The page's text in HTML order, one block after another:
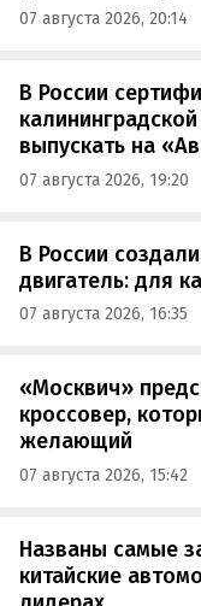
07 августа 2026, 20:14
В России
выпускать на
07 августа 2026, 19:20
В России
двигатель: для
07 августа 2026, 16:35
«Москвич»
кроссовер,
желающий
07 августа 2026, 15:42
Названы самые
китайские